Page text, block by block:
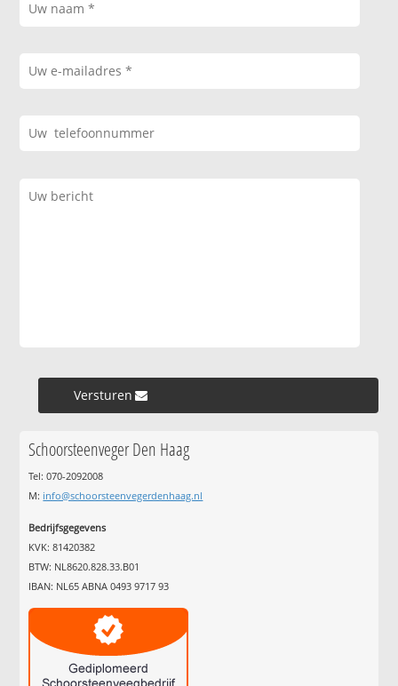
Versturen »
Schoorsteenveger Den Haag
Tel: 070-2092008
M: info@schoorsteenvegerdenhaag.nl
Bedrijfsgegevens
KVK: 81420382
BTW: NL8620.828.33.B01
IBAN: NL65 ABNA 0493 9717 93